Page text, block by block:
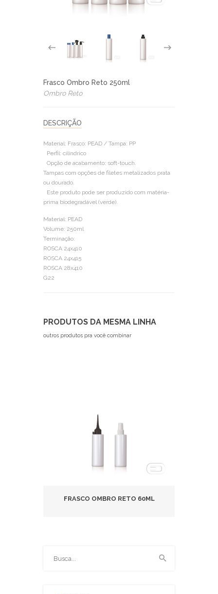
Frasco Ombro Reto 250ml
Ombro Reto
DESCRIÇÃO
Material: Frasco: PEAD / Tampa: PP
Perfil: cilíndrico
Opção de acabamento: soft-touch.
Tampas com opções de filetes metalizados prata
ou dourado.
Este produto pode ser produzido com matéria-
prima biodegradável (verde).
Material: PEAD
Volume: 250ml
Terminação:
ROSCA 24x410
ROSCA 24x415
ROSCA 28x410
G22
PRODUTOS DA MESMA LINHA
outros produtos pra você combinar
FRASCO OMBRO RETO 60ML